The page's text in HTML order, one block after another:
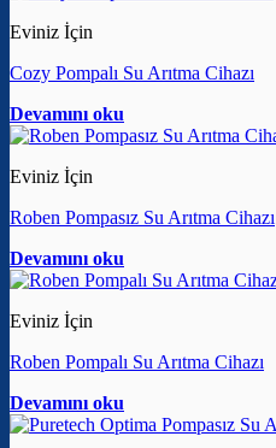
Eviniz İçin
Cozy Pompalı Su Arıtma Cihazı
Devamını oku
Eviniz İçin
Roben Pompasız Su Arıtma Cihazı
Devamını oku
Eviniz İçin
Roben Pompalı Su Arıtma Cihazı
Devamını oku